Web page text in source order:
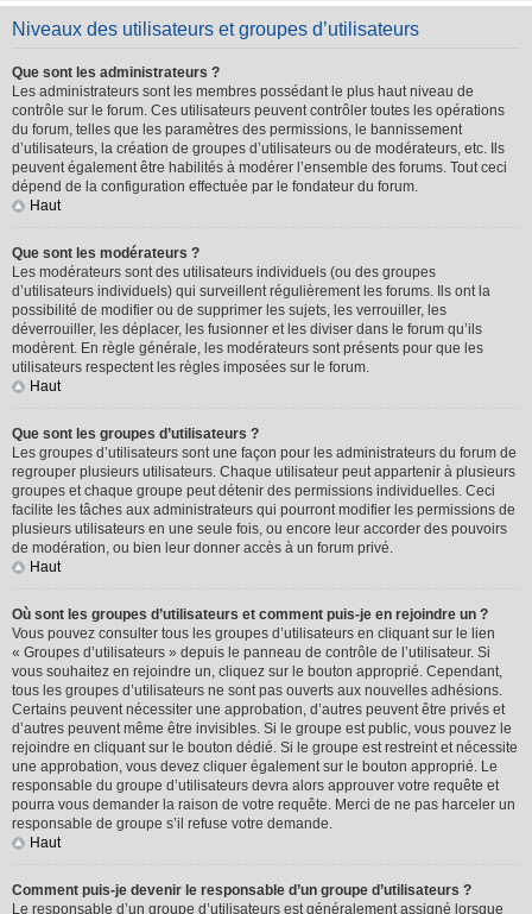
Niveaux des utilisateurs et groupes d’utilisateurs
Que sont les administrateurs ?
Les administrateurs sont les membres possédant le plus haut niveau de
contrôle sur le forum. Ces utilisateurs peuvent contrôler toutes les opérations
du forum, telles que les paramètres des permissions, le bannissement
d’utilisateurs, la création de groupes d’utilisateurs ou de modérateurs, etc. Ils
peuvent également être habilités à modérer l’ensemble des forums. Tout ceci
dépend de la configuration effectuée par le fondateur du forum.
Haut
Que sont les modérateurs ?
Les modérateurs sont des utilisateurs individuels (ou des groupes
d’utilisateurs individuels) qui surveillent régulièrement les forums. Ils ont la
possibilité de modifier ou de supprimer les sujets, les verrouiller, les
déverrouiller, les déplacer, les fusionner et les diviser dans le forum qu’ils
modèrent. En règle générale, les modérateurs sont présents pour que les
utilisateurs respectent les règles imposées sur le forum.
Haut
Que sont les groupes d’utilisateurs ?
Les groupes d’utilisateurs sont une façon pour les administrateurs du forum de
regrouper plusieurs utilisateurs. Chaque utilisateur peut appartenir à plusieurs
groupes et chaque groupe peut détenir des permissions individuelles. Ceci
facilite les tâches aux administrateurs qui pourront modifier les permissions de
plusieurs utilisateurs en une seule fois, ou encore leur accorder des pouvoirs
de modération, ou bien leur donner accès à un forum privé.
Haut
Où sont les groupes d’utilisateurs et comment puis-je en rejoindre un ?
Vous pouvez consulter tous les groupes d’utilisateurs en cliquant sur le lien
« Groupes d’utilisateurs » depuis le panneau de contrôle de l’utilisateur. Si
vous souhaitez en rejoindre un, cliquez sur le bouton approprié. Cependant,
tous les groupes d’utilisateurs ne sont pas ouverts aux nouvelles adhésions.
Certains peuvent nécessiter une approbation, d’autres peuvent être privés et
d’autres peuvent même être invisibles. Si le groupe est public, vous pouvez le
rejoindre en cliquant sur le bouton dédié. Si le groupe est restreint et nécessite
une approbation, vous devez cliquer également sur le bouton approprié. Le
responsable du groupe d’utilisateurs devra alors approuver votre requête et
pourra vous demander la raison de votre requête. Merci de ne pas harceler un
responsable de groupe s’il refuse votre demande.
Haut
Comment puis-je devenir le responsable d’un groupe d’utilisateurs ?
Le responsable d’un groupe d’utilisateurs est généralement assigné lorsque